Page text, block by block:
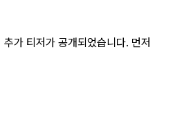
가 티저가 공개되었습니다. 먼저